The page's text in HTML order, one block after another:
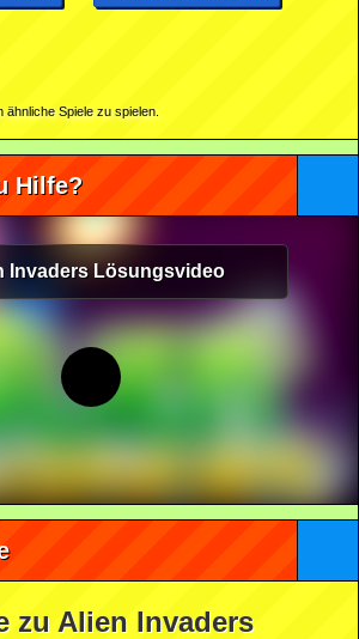
ähnliche Spiele zu spielen.
Hilfe?
Invaders Lösungsvideo
zu Alien Invaders